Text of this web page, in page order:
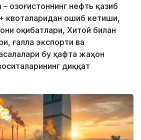
Қозоғистоннинг нефть қазиб
квоталаридан ошиб кетиши,
оқибатлари, Хитой билан
ғалла экспорти ва
бу ҳафта жаҳон
диққат